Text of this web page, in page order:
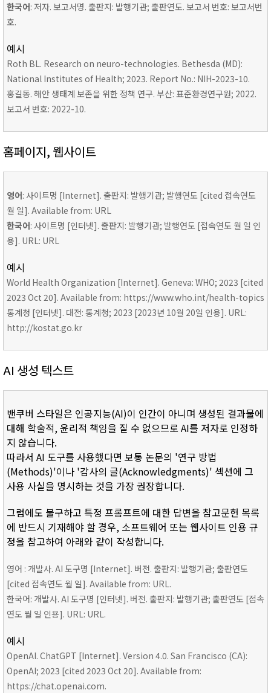
한국어: 저자. 보고서명. 출판지: 발행기관; 출판연도. 보고서 번호: 보고서번
호.
예시
Roth BL. Research on neuro-technologies. Bethesda (MD):
National Institutes of Health; 2023. Report No.: NIH-2023-10.
홍길동. 해안 생태계 보존을 위한 정책 연구. 부산: 표준환경연구원; 2022.
보고서 번호: 2022-10.
홈페이지, 웹사이트
영어: 사이트명 [Internet]. 출판지: 발행기관; 발행연도 [cited 접속연도
월 일]. Available from: URL
한국어: 사이트명 [인터넷]. 출판지: 발행기관; 발행연도 [접속연도 월 일 인
용]. URL: URL
예시
World Health Organization [Internet]. Geneva: WHO; 2023 [cited
2023 Oct 20]. Available from: https://www.who.int/health-topics
통계청 [인터넷]. 대전: 통계청; 2023 [2023년 10월 20일 인용]. URL:
http://kostat.go.kr
AI 생성 텍스트
밴쿠버 스타일은 인공지능(AI)이 인간이 아니며 생성된 결과물에
대해 학술적, 윤리적 책임을 질 수 없으므로 AI를 저자로 인정하
지 않습니다.
따라서 AI 도구를 사용했다면 보통 논문의 '연구 방법
(Methods)'이나 '감사의 글(Acknowledgments)' 섹션에 그
사용 사실을 명시하는 것을 가장 권장합니다.
그럼에도 불구하고 특정 프롬프트에 대한 답변을 참고문헌 목록
에 반드시 기재해야 할 경우, 소프트웨어 또는 웹사이트 인용 규
정을 참고하여 아래와 같이 작성합니다.
영어 : 개발사. AI 도구명 [Internet]. 버전. 출판지: 발행기관; 출판연도
[cited 접속연도 월 일]. Available from: URL.
한국어: 개발사. AI 도구명 [인터넷]. 버전. 출판지: 발행기관; 출판연도 [접속
연도 월 일 인용]. URL: URL.
예시
OpenAI. ChatGPT [Internet]. Version 4.0. San Francisco (CA):
OpenAI; 2023 [cited 2023 Oct 20]. Available from:
https://chat.openai.com.